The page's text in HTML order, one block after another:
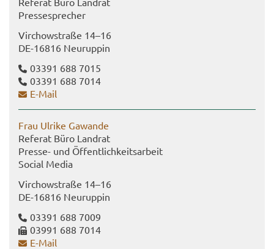
Pres­se­spre­cher
Virch­ow­stra­ße 14–16
DE-​16816 Neu­rup­pin
03391 688 7015
03391 688 7014
E-​Mail
Frau Ul­ri­ke Ga­wan­de
Re­fe­rat Büro Land­rat
Presse-​ und Öf­fent­lich­keits­ar­beit
So­cial Media
Virch­ow­stra­ße 14–16
DE-​16816 Neu­rup­pin
03391 688 7009
03991 688 7014
E-​Mail